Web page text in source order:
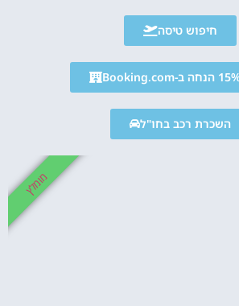
חיפוש טיסה
השכרת רכב בחו"ל
מומלץ